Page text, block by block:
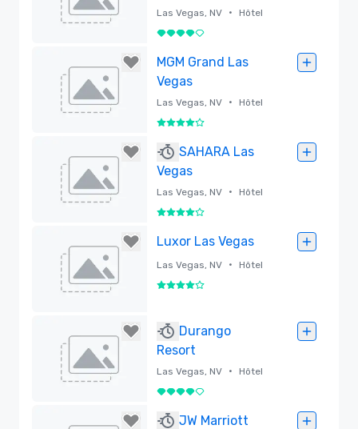
Spa
Las Vegas, NV • Hôtel
4 sur 5
MGM Grand Las
Vegas
Las Vegas, NV • Hôtel
4 sur 5
SAHARA Las
Vegas
Las Vegas, NV • Hôtel
4 sur 5
Luxor Las Vegas
Las Vegas, NV • Hôtel
4 sur 5
Durango
Resort
Las Vegas, NV • Hôtel
4 sur 5
JW Marriott